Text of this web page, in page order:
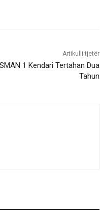
Artikulli tjetër
1 Kendari Tertahan Dua
Tahun